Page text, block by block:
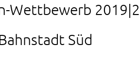
Wettbewerb
Süd